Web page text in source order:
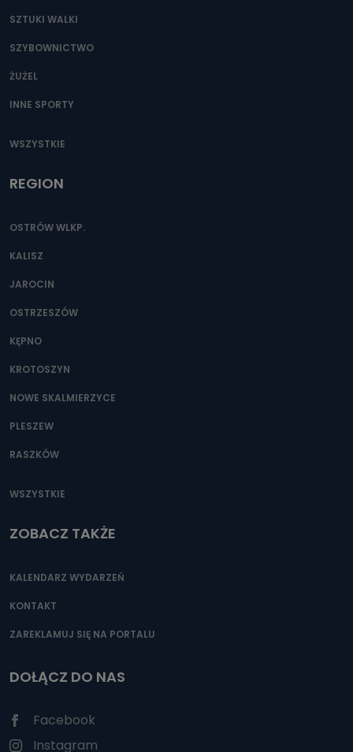
SZTUKI WALKI
SZYBOWNICTWO
ŻUŻEL
INNE SPORTY
WSZYSTKIE
REGION
OSTRÓW WLKP.
KALISZ
JAROCIN
OSTRZESZÓW
KĘPNO
KROTOSZYN
NOWE SKALMIERZYCE
PLESZEW
RASZKÓW
WSZYSTKIE
ZOBACZ TAKŻE
KALENDARZ WYDARZEŃ
KONTAKT
ZAREKLAMUJ SIĘ NA PORTALU
DOŁĄCZ DO NAS
Facebook
Instagram